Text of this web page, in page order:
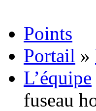
Points
Portail »
L’équipe
fuseau